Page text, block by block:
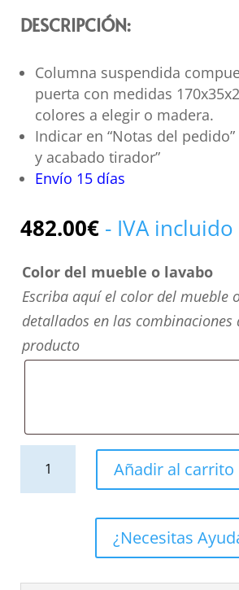
DESCRIPCIÓN:
Columna suspendida
puerta con medidas
colores a elegir o madera.
Indicar en “Notas del
y acabado tirador”
Envío 15 días
482.00€ - IVA incluido
Color del mueble o lavabo
Escriba aquí el color del mueble
detallados en las combinaciones
producto
cantidad
Añadir al carrito
¿Necesitas